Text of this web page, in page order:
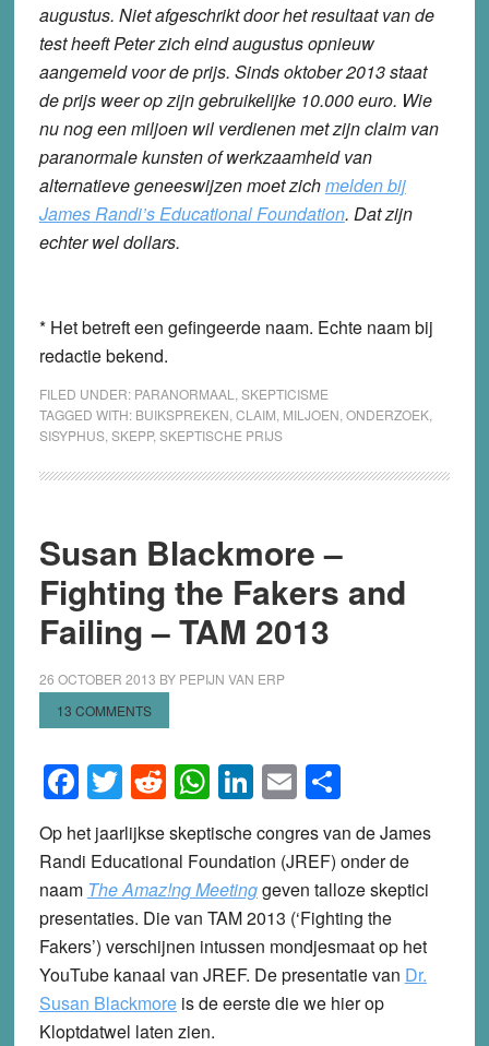
augustus. Niet afgeschrikt door het resultaat van de
test heeft Peter zich eind augustus opnieuw
aangemeld voor de prijs. Sinds oktober 2013 staat
de prijs weer op zijn gebruikelijke 10.000 euro. Wie
nu nog een miljoen wil verdienen met zijn claim van
paranormale kunsten of werkzaamheid van
alternatieve geneeswijzen moet zichmelden bij
James Randi’s Educational Foundation. Dat zijn
echter wel dollars.
* Het betreft een gefingeerde naam. Echte naam bij
redactie bekend.
FILED UNDER: PARANORMAAL
SKEPTICISME
TAGGED WITH: BUIKSPREKEN CLAIM MILJOEN ONDERZOEK,
SISYPHUS, SKEPP, SKEPTISCHE PRIJS
Susan Blackmore –
Fighting the Fakers and
Failing – TAM 2013
26 OCTOBER 2013 BY PEPIJN VAN ERP
13 COMMENTS
Facebook
Twitter
Reddit
WhatsApp
LinkedIn
EmailShare
Op het jaarlijkse skeptische congres van de James
Randi Educational Foundation (JREF) onder de
naam The Amaz!ng Meetinggeven talloze skeptici
presentaties. Die van TAM 2013 (‘Fighting the
Fakers’) verschijnen intussen mondjesmaat op het
YouTube kanaal van JREF. De presentatie van Dr.
Susan Blackmoreis de eerste die we hier op
Kloptdatwel laten zien.